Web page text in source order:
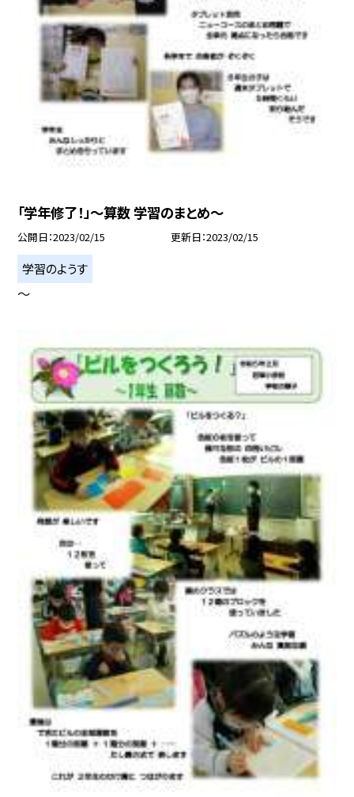
「学年修了！」〜算数 学習のまとめ〜
公開日 2023/02/15 更新日 2023/02/15
学習のようす
〜